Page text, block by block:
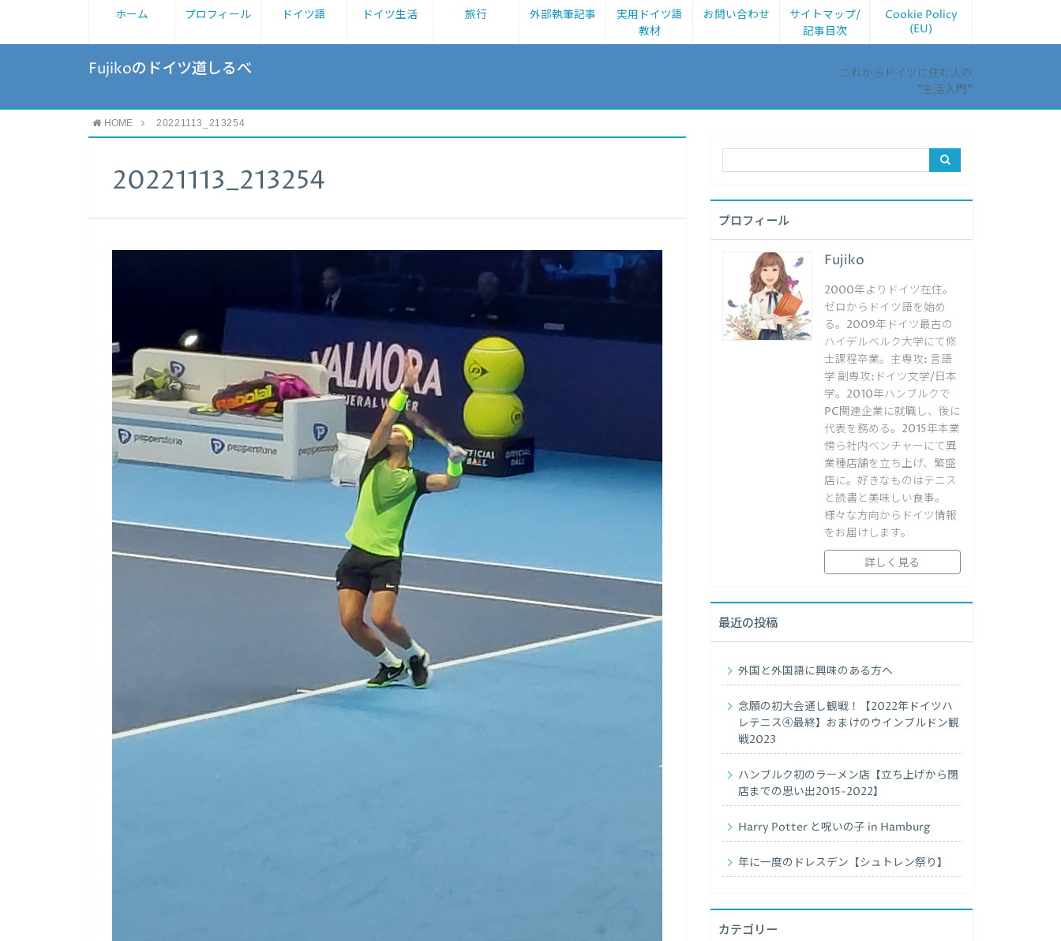
ホーム プロフィール ドイツ語 ドイツ生活 旅行 外部執筆記事
実用ドイツ語
教材
お問い合わせ
サイトマップ/
記事目次
Cookie Policy
(EU)
Fujikoのドイツ道しるべ
これからドイツに住む人の
”生活入門”
HOME 20221113_213254
20221113_213254
プロフィール
Fujiko
2000年よりドイツ在住。
ゼロからドイツ語を始め
る。2009年ドイツ最古の
ハイデルベルク大学にて修
士課程卒業。主専攻: 言語
学 副専攻:ドイツ文学/日本
学。2010年ハンブルクで
PC関連企業に就職し、後に
代表を務める。2015年本業
傍ら社内ベンチャーにて異
業種店舗を立ち上げ、繁盛
店に。好きなものはテニス
と読書と美味しい食事。
様々な方向からドイツ情報
をお届けします。
詳しく見る
最近の投稿
外国と外国語に興味のある方へ
念願の初大会通し観戦！【2022年ドイツハ
レテニス④最終】おまけのウインブルドン観
戦2023
ハンブルク初のラーメン店【立ち上げから閉
店までの思い出2015-2022】
Harry Potter と呪いの子 in Hamburg
年に一度のドレスデン【シュトレン祭り】
カテゴリー